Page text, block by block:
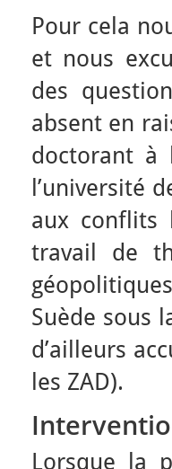
Pour cela
et nous
des
absent en
doctorant à
l’université
aux conflits
travail de
Suède sous
d’ailleurs
les ZAD).
Lorsque la